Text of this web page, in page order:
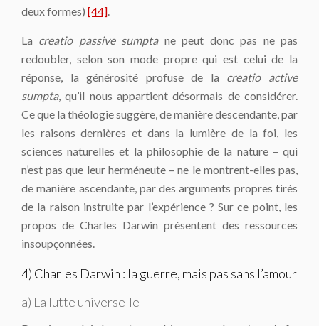
deux formes) [44].
La creatio passive sumptane peut donc pas ne pas
redoubler, selon son mode propre qui est celui de la
réponse, la générosité profuse de la creatio active
sumpta, qu’il nous appartient désormais de considérer.
Ce que la théologie suggère, de manière descendante, par
les raisons dernières et dans la lumière de la foi, les
sciences naturelles et la philosophie de la nature – qui
n’est pas que leur herméneute – ne le montrent-elles pas,
de manière ascendante, par des arguments propres tirés
de la raison instruite par l’expérience ? Sur ce point, les
propos de Charles Darwin présentent des ressources
insoupçonnées.
4) Charles Darwin : la guerre, mais pas sans l’amour
a) La lutte universelle